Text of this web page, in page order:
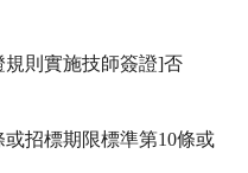
則實施技師簽證]否
或招標期限標準第10條或